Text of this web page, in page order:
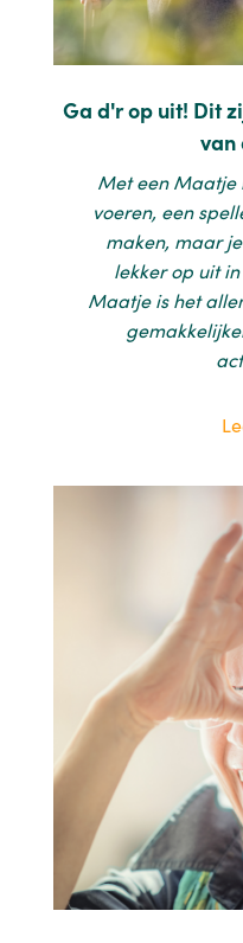
Ga d'r op uit! Dit
van
Met een Maatje
voeren, een
maken, maar
lekker op uit
Maatje is het